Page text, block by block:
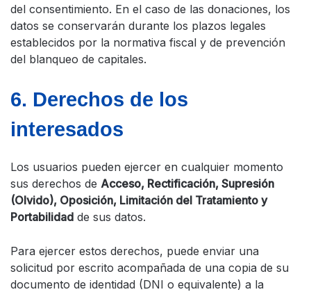
del consentimiento. En el caso de las donaciones, los
datos se conservarán durante los plazos legales
establecidos por la normativa fiscal y de prevención
del blanqueo de capitales.
6. Derechos de los
interesados
Los usuarios pueden ejercer en cualquier momento
sus derechos de Acceso, Rectificación, Supresión
(Olvido), Oposición, Limitación del Tratamiento y
Portabilidad de sus datos.
Para ejercer estos derechos, puede enviar una
solicitud por escrito acompañada de una copia de su
documento de identidad (DNI o equivalente) a la